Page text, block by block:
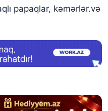
papaqlar, kəmərlər.və